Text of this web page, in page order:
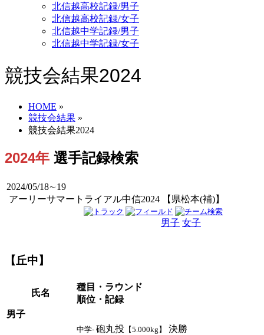
北信越高校記録/男子
北信越高校記録/女子
北信越中学記録/男子
北信越中学記録/女子
競技会結果2024
HOME »
競技会結果 »
競技会結果2024
2024年 選手記録検索
2024/05/18∼19
アーリーサマートライアル中信2024 【県松本(補)】
男子 女子
【丘中】
氏名
種目・ラウンド
順位・記録
男子
中学- 砲丸投 【5.000kg】
決勝